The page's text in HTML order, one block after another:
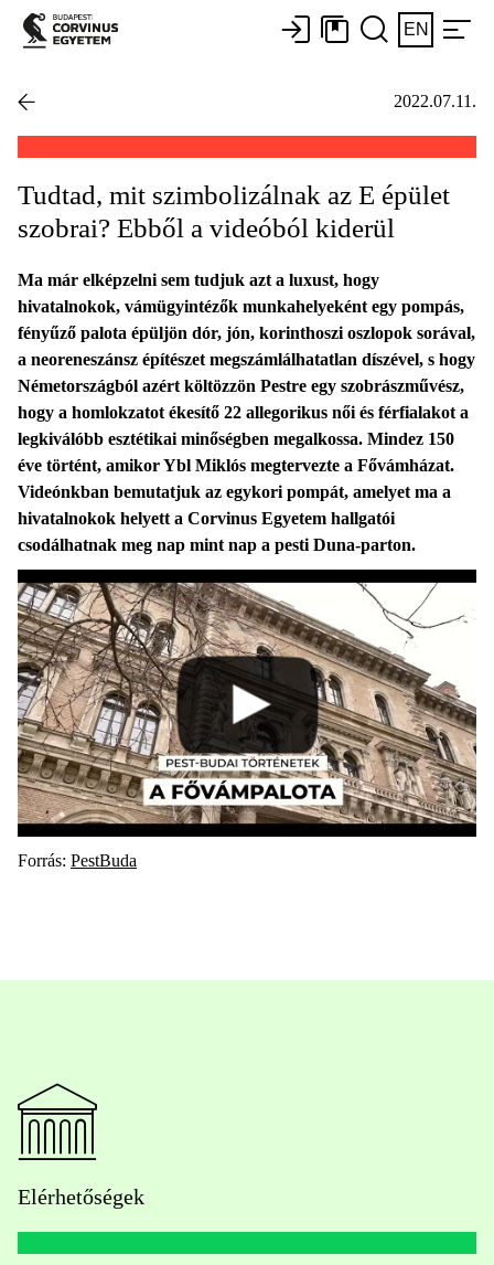
EN
2022.07.11.
Tudtad, mit szimbolizálnak az E épület
szobrai? Ebből a videóból kiderül
Ma már elképzelni sem tudjuk azt a luxust, hogy
hivatalnokok, vámügyintézők munkahelyeként egy pompás,
fényűző palota épüljön dór, jón, korinthoszi oszlopok sorával,
a neoreneszánsz építészet megszámlálhatatlan díszével, s hogy
Németországból azért költözzön Pestre egy szobrászművész,
hogy a homlokzatot ékesítő 22 allegorikus női és férfialakot a
legkiválóbb esztétikai minőségben megalkossa. Mindez 150
éve történt, amikor Ybl Miklós megtervezte a Fővámházat.
Videónkban bemutatjuk az egykori pompát, amelyet ma a
hivatalnokok helyett a Corvinus Egyetem hallgatói
csodálhatnak meg nap mint nap a pesti Duna-parton.
Forrás: PestBuda
Elérhetőségek